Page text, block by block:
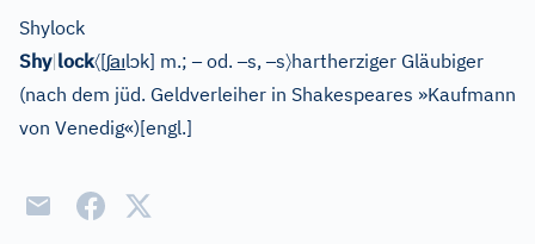
Shylock
Shy|lock〈[ʃaılɔk] m.;–od.–s,–s〉hartherziger Gläubiger
(nach dem jüd. Geldverleiher in Shakespeares »Kaufmann
von Venedig«)[engl.]